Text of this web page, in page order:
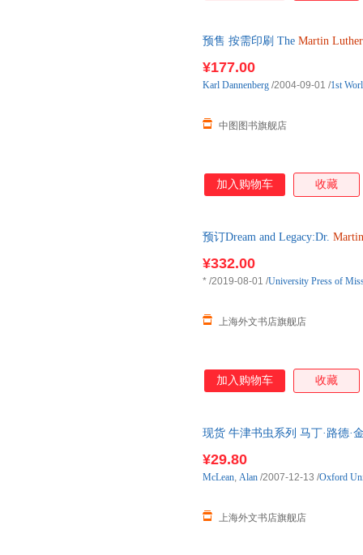
预售 按需印刷 The Martin Luther
¥177.00
中图图书旗舰店
Karl Dannenberg /2004-09-01 /1st
加入购物车 收藏
预订Dream and Legacy:Dr. Martin
¥332.00
上海外文书店旗舰店
* /2019-08-01 /University Press of
加入购物车 收藏
现货 牛津书虫系列 马丁·路德·
¥29.80
上海外文书店旗舰店
McLean, Alan /2007-12-13 /Oxford